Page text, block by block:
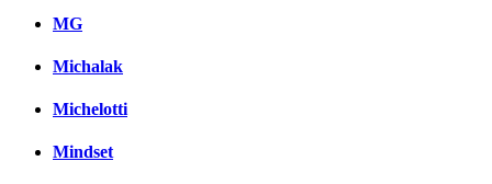
MG
Michalak
Michelotti
Mindset